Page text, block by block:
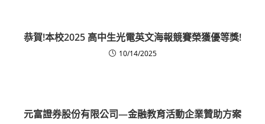
恭賀!本校2025 高中生光電英文海報競賽榮獲優等獎!
10/14/2025
元富證券股份有限公司—金融教育活動企業贊助方案